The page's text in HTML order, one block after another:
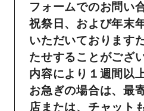
フォームでのお問い
祝祭日、および年末
いただいております
たせすることがござ
内容により１週間以上
お急ぎの場合は、最
店または、チャット